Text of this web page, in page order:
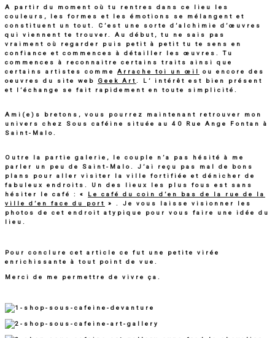
A partir du moment où
tu rentres dans ce lieu les
couleurs, les formes et les émotions se mélangent et
constituent un tout. C’est une sorte d’alchimie d’œuvres
qui viennent te trouver. Au début, tu ne sais pas
vraiment où
regarder puis petit à petit tu te sens en
confiance et commences à détailler les œuvres. Tu
commences à reconnaitre certains traits ainsi que
certains artistes comme Arrache toi un œil
ou encore des
oeuvres du site web Geek Art. L’ intérêt est bien présent
et l’échange se fait rapidement en toute simplicité.
Ami(e)s bretons, vous pourrez maintenant retrouver mon
univers chez Sous caféine située au 40 Rue Ange Fontan à
Saint-Malo.
Outre la partie galerie, le couple n’a pas hésité à me
parler un peu de Saint-Malo. J’ai reçu pas mal de bons
plans pour aller visiter la ville fortifiée et dénicher de
fabuleux endroits. Un des lieux les plus fous est sans
hésiter le café : « Le café du coin d’en bas de la rue de la
ville d’en face du port
» . Je vous laisse visionner les
photos de cet endroit atypique pour vous faire une idée du
lieu.
Pour conclure cet article ce fut une petite virée
enrichissante à tout point de vue.
Merci de me permettre de vivre ça.